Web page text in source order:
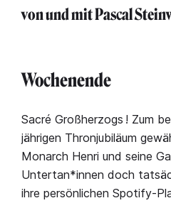
von und mit Pascal
Wochenende
Sacré Großherzogs ! Zum
jährigen Thronjubiläum
Monarch Henri und seine
Untertan*innen doch
ihre persönlichen Spotify-